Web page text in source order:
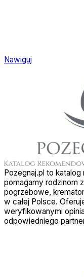
Nawiguj
Pozegnaj.pl to
pomagamy rodzinom
pogrzebowe,
w całej Polsce.
weryfikowanymi
odpowiedniego